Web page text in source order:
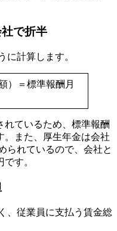
社で折半
に計算します。
）＝標準報酬月
れているため、標準報酬
。また、厚生年金は会社
られているので、会社と
す。
、従業員に支払う賃金総